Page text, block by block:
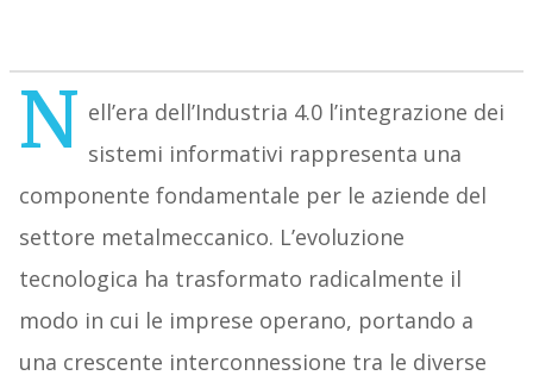
N ell’era dell’Industria 4.0 l’integrazione dei
sistemi informativi rappresenta una
componente fondamentale per le aziende del
settore metalmeccanico. L’evoluzione
tecnologica ha trasformato radicalmente il
modo in cui le imprese operano, portando a
una crescente interconnessione tra le diverse